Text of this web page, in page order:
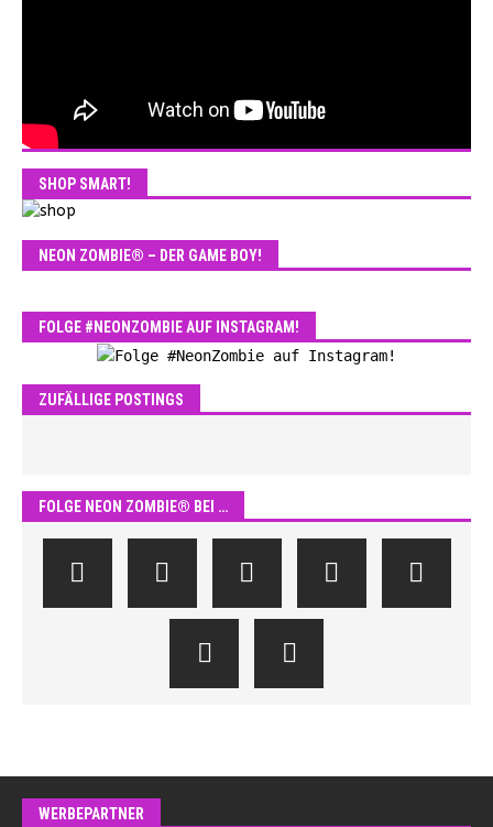
SHOP SMART!
NEON ZOMBIE® – DER GAME BOY!
FOLGE #NEONZOMBIE AUF INSTAGRAM!
ZUFÄLLIGE POSTINGS
FOLGE NEON ZOMBIE® BEI …
WERBEPARTNER